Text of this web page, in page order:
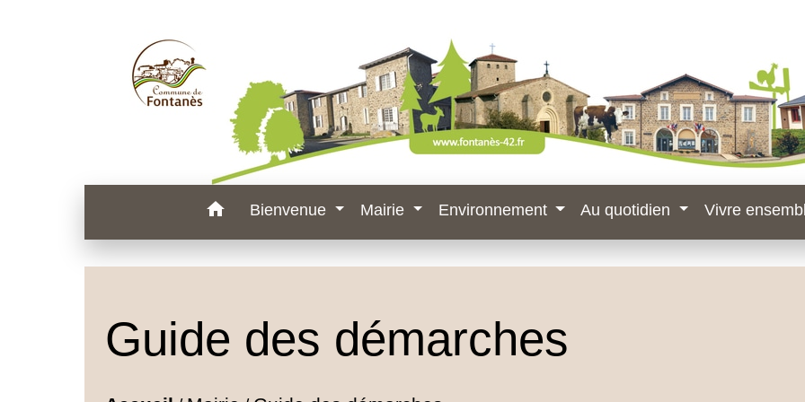
home Bienvenue Mairie Environnement Au quotidien Vivre
Guide des démarches